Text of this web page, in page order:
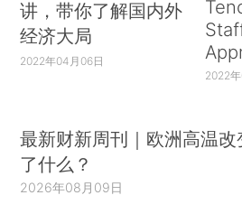
讲，带你了解国内外
经济大局
2022年04月06日
2022
最新财新周刊｜欧洲高温改
了什么？
2026年08月09日